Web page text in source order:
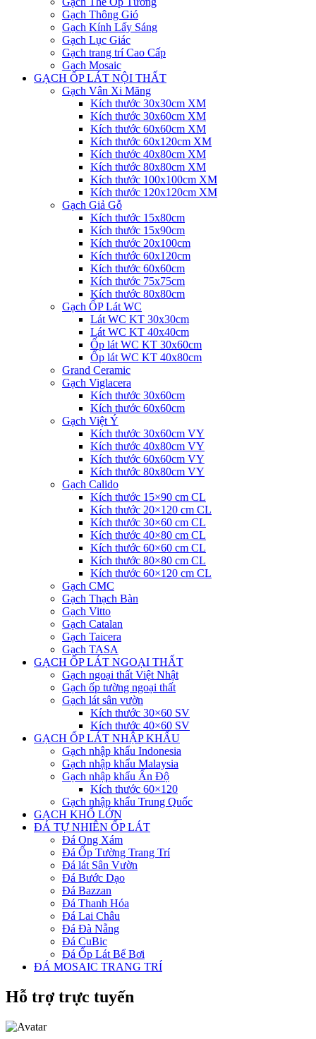
Gạch Thông Gió
Gạch Kính Lấy Sáng
Gạch Lục Giác
Gạch trang trí Cao Cấp
Gạch Mosaic
GẠCH ỐP LÁT NỘI THẤT
Gạch Vân Xi Măng
Kích thước 30x30cm XM
Kích thước 30x60cm XM
Kích thước 60x60cm XM
Kích thước 60x120cm XM
Kích thước 40x80cm XM
Kích thước 80x80cm XM
Kích thước 100x100cm XM
Kích thước 120x120cm XM
Gạch Giả Gỗ
Kích thước 15x80cm
Kích thước 15x90cm
Kích thước 20x100cm
Kích thước 60x120cm
Kích thước 60x60cm
Kích thước 75x75cm
Kích thước 80x80cm
Gạch ỐP Lát WC
Lát WC KT 30x30cm
Lát WC KT 40x40cm
Ốp lát WC KT 30x60cm
Ốp lát WC KT 40x80cm
Grand Ceramic
Gạch Viglacera
Kích thước 30x60cm
Kích thước 60x60cm
Gạch Việt Ý
Kích thước 30x60cm VY
Kích thước 40x80cm VY
Kích thước 60x60cm VY
Kích thước 80x80cm VY
Gạch Calido
Kích thước 15×90 cm CL
Kích thước 20×120 cm CL
Kích thước 30×60 cm CL
Kích thước 40×80 cm CL
Kích thước 60×60 cm CL
Kích thước 80×80 cm CL
Kích thước 60×120 cm CL
Gạch CMC
Gạch Thạch Bàn
Gạch Vitto
Gạch Catalan
Gạch Taicera
Gạch TASA
GẠCH ỐP LÁT NGOẠI THẤT
Gạch ngoại thất Việt Nhật
Gạch ốp tường ngoại thất
Gạch lát sân vườn
Kích thước 30×60 SV
Kích thước 40×60 SV
GẠCH ỐP LÁT NHẬP KHẨU
Gạch nhập khẩu Indonesia
Gạch nhập khẩu Malaysia
Gạch nhập khẩu Ấn Độ
Kích thước 60×120
Gạch nhập khẩu Trung Quốc
GẠCH KHỔ LỚN
ĐÁ TỰ NHIÊN ỐP LÁT
Đá Ong Xám
Đá Ốp Tường Trang Trí
Đá lát Sân Vườn
Đá Bước Dạo
Đá Bazzan
Đá Thanh Hóa
Đá Lai Châu
Đá Đà Nẵng
Đá CuBic
Đá Ốp Lát Bể Bơi
ĐÁ MOSAIC TRANG TRÍ
Hỗ trợ trực tuyến